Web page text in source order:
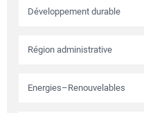
Développement durable
Région administrative
Energies–Renouvelables